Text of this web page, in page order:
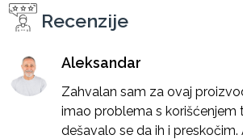
Recenzije
Aleksandar
Zahvalan sam za ovaj
imao problema s korišćenjem
dešavalo se da ih i preskočim.